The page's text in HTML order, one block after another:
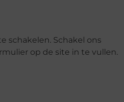
schakelen. Schakel ons
op de site in te vullen.